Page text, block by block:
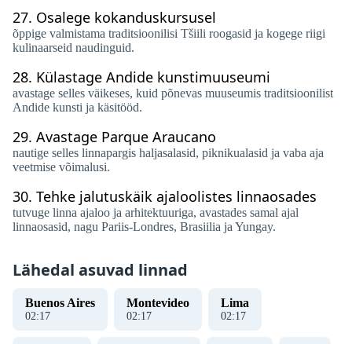
27. Osalege kokanduskursusel
õppige valmistama traditsioonilisi Tšiili roogasid ja kogege riigi
kulinaarseid naudinguid.
28. Külastage Andide kunstimuuseumi
avastage selles väikeses, kuid põnevas muuseumis traditsioonilist
Andide kunsti ja käsitööd.
29. Avastage Parque Araucano
nautige selles linnapargis haljasalasid, piknikualasid ja vaba aja
veetmise võimalusi.
30. Tehke jalutuskäik ajaloolistes linnaosades
tutvuge linna ajaloo ja arhitektuuriga, avastades samal ajal
linnaosasid, nagu Pariis-Londres, Brasiilia ja Yungay.
Lähedal asuvad linnad
Buenos Aires
02:17
Montevideo
02:17
Lima
02:17